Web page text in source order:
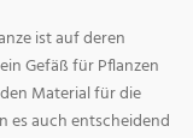
ist auf deren
Gefäß für Pflanzen
Material für die
es auch entscheidend